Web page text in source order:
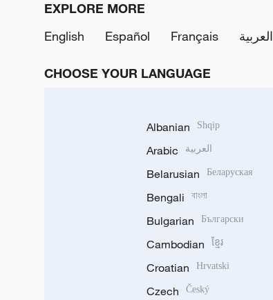
EXPLORE MORE
English
Español Français العربية
CHOOSE YOUR LANGUAGE
Albanian Shqip
Arabic العربية
Belarusian Беларуская
Bengali বাংলা
Bulgarian Български
Cambodian ខ្មែរ
Croatian Hrvatski
Czech Český